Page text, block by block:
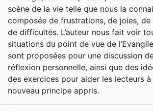
scène de la vie telle que nous la
composée de frustrations, de joies,
de difficultés. L’auteur nous fait voir
situations du point de vue de
sont proposées pour une discussion
réflexion personnelle, ainsi que des
des exercices pour aider les lecteurs
nouveau principe appris.